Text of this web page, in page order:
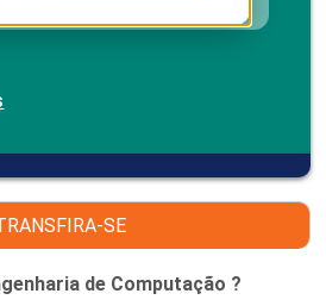
SE
de Computação ?